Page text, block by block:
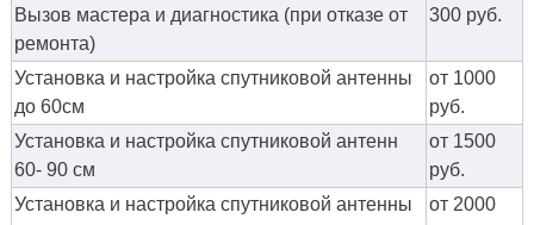
Вызов мастера и диагностика (при отказе от
ремонта)
300 руб.
Установка и настройка спутниковой антенны
до 60см
от 1000
руб.
Установка и настройка спутниковой антенн
60- 90 см
от 1500
руб.
Установка и настройка спутниковой антенны
от 2000